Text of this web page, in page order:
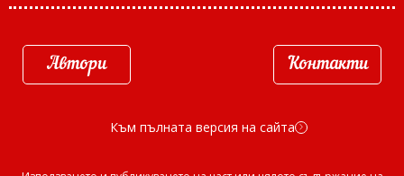
Автори Контакти
Към пълната версия на сайта d